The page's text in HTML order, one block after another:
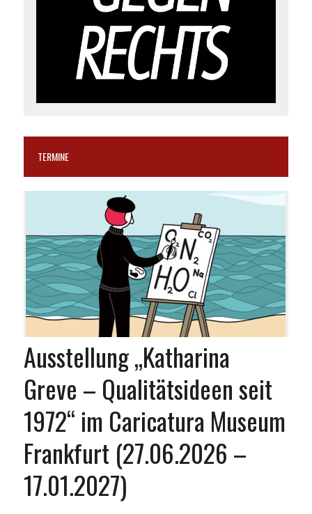
TERMINE
Ausstellung „Katharina
Greve – Qualitätsideen seit
1972“ im Caricatura Museum
Frankfurt (27.06.2026 –
17.01.2027)